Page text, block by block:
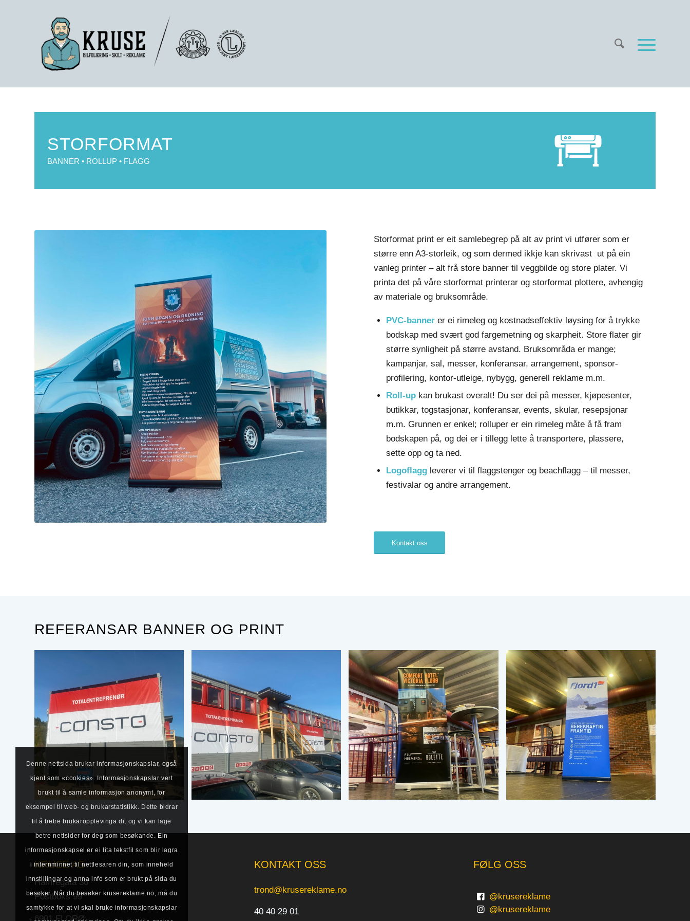
STORFORMAT
BANNER • ROLLUP • FLAGG
Storformat print er eit samlebegrep på alt av print vi utfører som er
større enn A3-storleik, og som dermed ikkje kan skrivast ut på ein
vanleg printer – alt frå store banner til veggbilde og store plater. Vi
printa det på våre storformat printerar og storformat plottere, avhengig
av materiale og bruksområde.
PVC-banner er ei rimeleg og kostnadseffektiv løysing for å trykke
bodskap med svært god fargemetning og skarpheit. Store flater gir
større synligheit på større avstand. Bruksområda er mange;
kampanjar, sal, messer, konferansar, arrangement, sponsor-
profilering, kontor-utleige, nybygg, generell reklame m.m.
Roll-up kan brukast overalt! Du ser dei på messer, kjøpesenter,
butikkar, togstasjonar, konferansar, events, skular, resepsjonar
m.m. Grunnen er enkel; rolluper er ein rimeleg måte å få fram
bodskapen på, og dei er i tillegg lette å transportere, plassere,
sette opp og ta ned.
Logoflagg leverer vi til flaggstenger og beachflagg – til messer,
festivalar og andre arrangement.
Kontakt oss
REFERANSAR BANNER OG PRINT
KRUSE AS
Hamregata 36
Postboks 99
6901 FLORØ
KONTAKT OSS
trond@krusereklame.no
40 40 29 01
FØLG OSS
@krusereklame
@krusereklame
Denne nettsida brukar informasjonskapslar, også
kjent som «cookies». Informasjonskapslar vert
brukt til å samle informasjon anonymt, for
eksempel til web- og brukarstatistikk. Dette bidrar
til å betre brukaropplevinga di, og vi kan lage
betre nettsider for deg som besøkande. Ein
informasjonskapsel er ei lita tekstfil som blir lagra
i internminnet til nettlesaren din, som inneheld
innstillingar og anna info som er brukt på sida du
besøker. Når du besøker krusereklame.no, må du
samtykke for at vi skal bruke informasjonskapslar